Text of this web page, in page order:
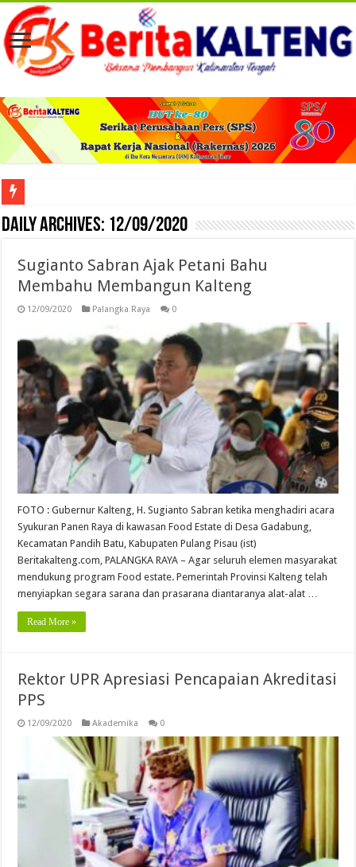
Viral! Selama Dua Bulan Lebih Siltap Serta Tunjangan Pemdes dan BPD di
Daily Archives: 12/09/2020
Sugianto Sabran Ajak Petani Bahu
Membahu Membangun Kalteng
12/09/2020 Palangka Raya 0
FOTO : Gubernur Kalteng, H. Sugianto Sabran ketika menghadiri acara
Syukuran Panen Raya di kawasan Food Estate di Desa Gadabung,
Kecamatan Pandih Batu, Kabupaten Pulang Pisau (ist)
Beritakalteng.com, PALANGKA RAYA – Agar seluruh elemen masyarakat
mendukung program Food estate. Pemerintah Provinsi Kalteng telah
menyiapkan segara sarana dan prasarana diantaranya alat-alat …
Read More »
Rektor UPR Apresiasi Pencapaian Akreditasi
PPS
12/09/2020 Akademika 0